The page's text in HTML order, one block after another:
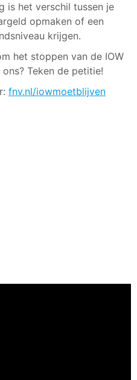
is het verschil tussen je
opmaken of een
krijgen.
het stoppen van de IOW
Teken de petitie!
fnv.nl/iowmoetblijven